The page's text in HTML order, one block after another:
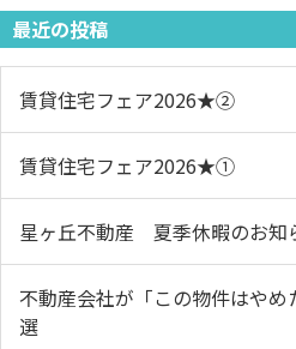
最近の投稿
賃貸住宅フェア2026★➁
賃貸住宅フェア2026★①
星ヶ丘不動産 夏季休暇のお知
不動産会社が「この物件はや
選